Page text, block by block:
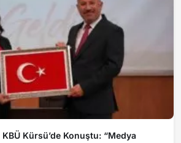
Kürsü’de Konuştu: “Medya